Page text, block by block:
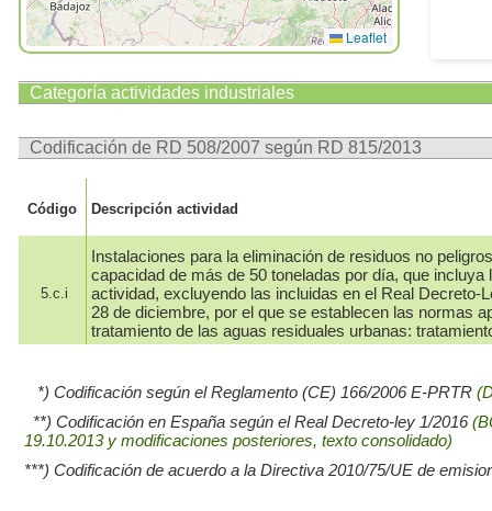
Leaflet
Categoría actividades industriales
Codificación de RD 508/2007 según RD 815/2013
Código Descripción actividad
5.c.i
Instalaciones para la eliminación de residuos no
capacidad de más de 50 toneladas por día, que incluya
actividad, excluyendo las incluidas en el Real Decreto-
28 de diciembre, por el que se establecen las normas
tratamiento de las aguas residuales urbanas:
*) Codificación según el Reglamento (CE) 166/2006 E-PRTR
**) Codificación en España según el Real Decreto-ley 1/2016
19.10.2013 y modificaciones posteriores, texto consolidado)
***) Codificación de acuerdo a la Directiva 2010/75/UE de